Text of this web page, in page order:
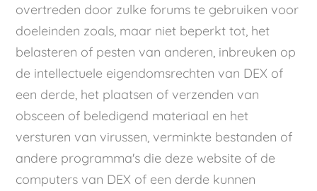
overtreden door zulke forums te gebruiken voor
doeleinden zoals, maar niet beperkt tot, het
belasteren of pesten van anderen, inbreuken op
de intellectuele eigendomsrechten van DEX of
een derde, het plaatsen of verzenden van
obsceen of beledigend materiaal en het
versturen van virussen, verminkte bestanden of
andere programma's die deze website of de
computers van DEX of een derde kunnen